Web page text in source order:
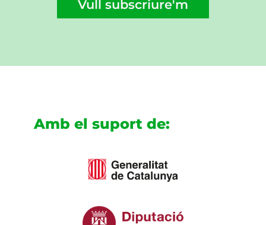
Vull subscriure'm
Amb el suport de: